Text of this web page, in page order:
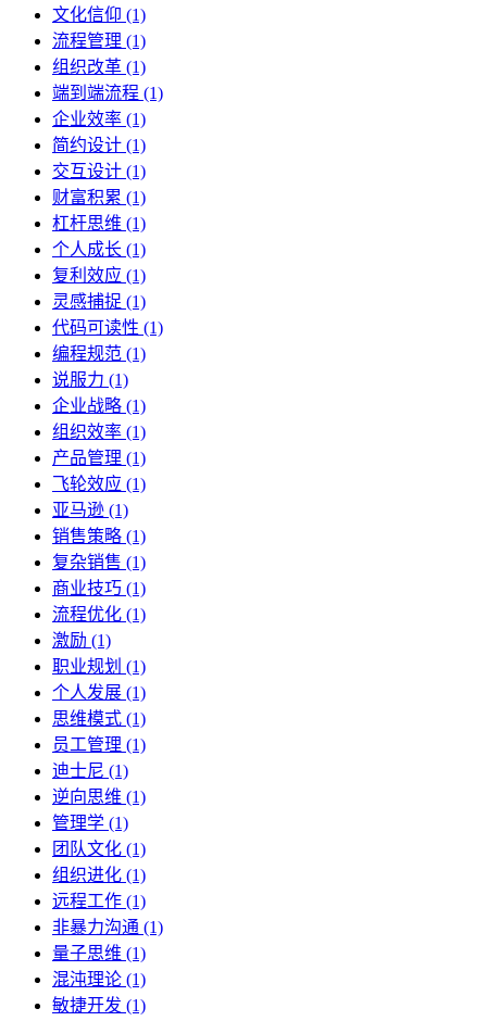
文化信仰 (1)
流程管理 (1)
组织改革 (1)
端到端流程 (1)
企业效率 (1)
简约设计 (1)
交互设计 (1)
财富积累 (1)
杠杆思维 (1)
个人成长 (1)
复利效应 (1)
灵感捕捉 (1)
代码可读性 (1)
编程规范 (1)
说服力 (1)
企业战略 (1)
组织效率 (1)
产品管理 (1)
飞轮效应 (1)
亚马逊 (1)
销售策略 (1)
复杂销售 (1)
商业技巧 (1)
流程优化 (1)
激励 (1)
职业规划 (1)
个人发展 (1)
思维模式 (1)
员工管理 (1)
迪士尼 (1)
逆向思维 (1)
管理学 (1)
团队文化 (1)
组织进化 (1)
远程工作 (1)
非暴力沟通 (1)
量子思维 (1)
混沌理论 (1)
敏捷开发 (1)